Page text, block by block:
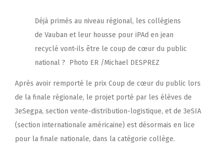
Déjà primés au niveau régional, les collégiens
de Vauban et leur housse pour iPAd en jean
recyclé vont-ils être le coup de cœur du public
national ? Photo ER /Michael DESPREZ
Après avoir remporté le prix Coup de cœur du public lors
de la finale régionale, le projet porté par les élèves de
3eSegpa, section vente-distribution-logistique, et de 3eSIA
(section internationale américaine) est désormais en lice
pour la finale nationale, dans la catégorie collège.